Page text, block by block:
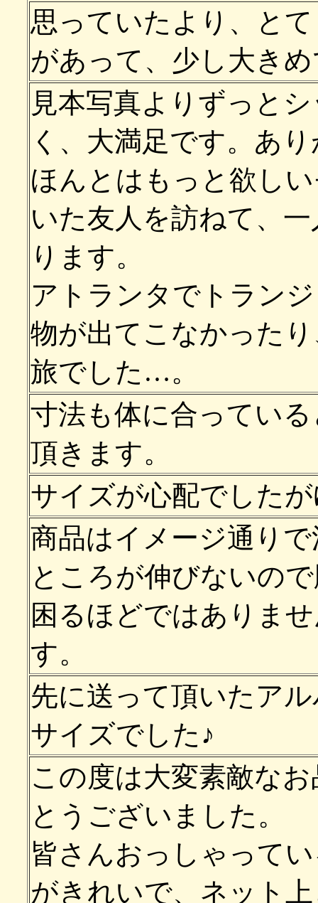
思っていたより、と
があって、少し大き
見本写真よりずっと
く、大満足です。あ
ほんとはもっと欲し
いた友人を訪ねて、
ります。
アトランタでトラン
物が出てこなかった
旅でした…。
寸法も体に合ってい
頂きます。
サイズが心配でした
商品はイメージ通り
ところが伸びないの
困るほどではありま
す。
先に送って頂いたア
サイズでした♪
この度は大変素敵な
とうございました。
皆さんおっしゃって
がきれいで、ネット